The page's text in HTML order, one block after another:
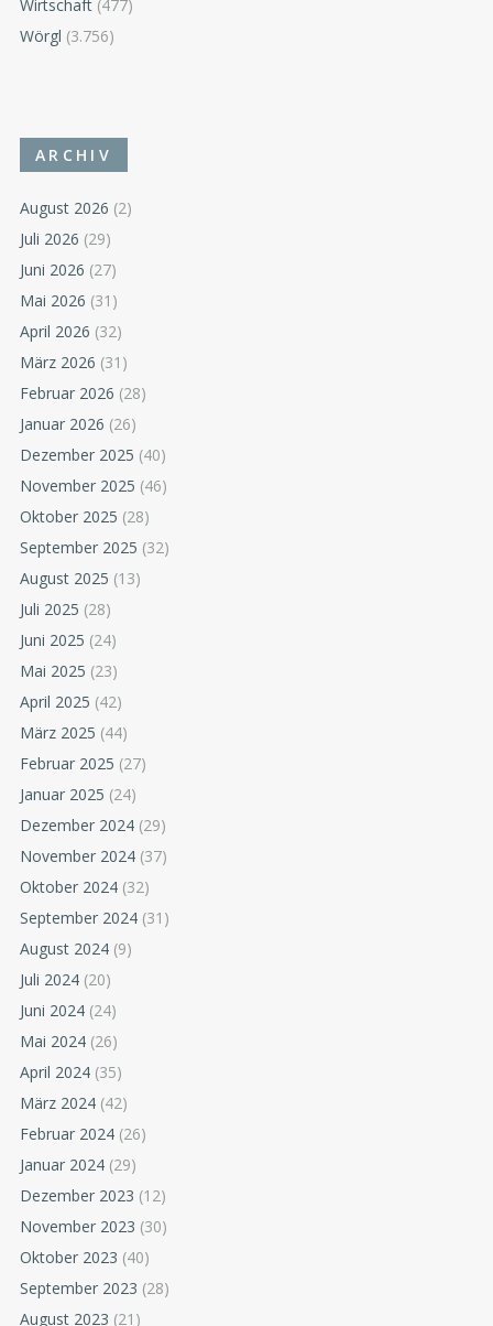
Wirtschaft (477)
Wörgl (3.756)
ARCHIV
August 2026 (2)
Juli 2026 (29)
Juni 2026 (27)
Mai 2026 (31)
April 2026 (32)
März 2026 (31)
Februar 2026 (28)
Januar 2026 (26)
Dezember 2025 (40)
November 2025 (46)
Oktober 2025 (28)
September 2025 (32)
August 2025 (13)
Juli 2025 (28)
Juni 2025 (24)
Mai 2025 (23)
April 2025 (42)
März 2025 (44)
Februar 2025 (27)
Januar 2025 (24)
Dezember 2024 (29)
November 2024 (37)
Oktober 2024 (32)
September 2024 (31)
August 2024 (9)
Juli 2024 (20)
Juni 2024 (24)
Mai 2024 (26)
April 2024 (35)
März 2024 (42)
Februar 2024 (26)
Januar 2024 (29)
Dezember 2023 (12)
November 2023 (30)
Oktober 2023 (40)
September 2023 (28)
August 2023 (21)